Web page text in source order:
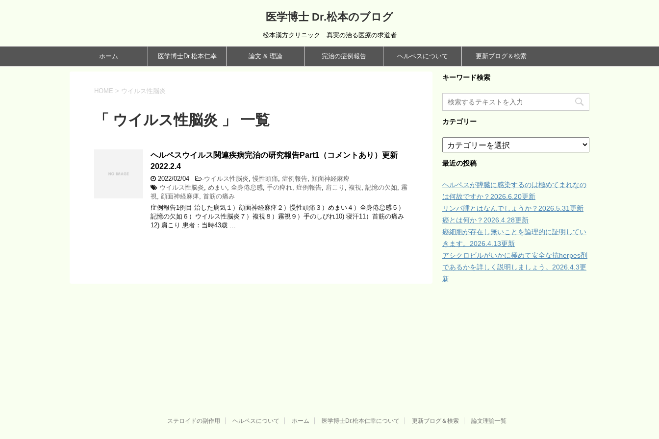
医学博士 Dr.松本のブログ
松本漢方クリニック 真実の治る医療の求道者
ホーム 医学博士Dr.松本仁幸 論文 & 理論 完治の症例報告 ヘルペスについて 更新ブログ＆検索
HOME > ウイルス性脳炎
「 ウイルス性脳炎 」 一覧
ヘルペスウイルス関連疾病完治の研究報告Part1（コメントあり）更新
2022.2.4
2022/02/04 -ウイルス性脳炎, 慢性頭痛, 症例報告, 顔面神経麻痺
ウイルス性脳炎, めまい, 全身倦怠感, 手の痺れ, 症例報告, 肩こり , 複視, 記憶の欠如, 霧
視, 顔面神経麻痺, 首筋の痛み
症例報告1例目 治した病気１）顔面神経麻痺２）慢性頭痛３）めまい４）全身倦怠感５）
記憶の欠如６）ウイルス性脳炎７）複視８）霧視９）手のしびれ10) 寝汗11）首筋の痛み
12) 肩こり 患者：当時43歳 …
キーワード検索
カテゴリー
テ
ゴ
ー
最近の投稿
ヘルペスが膵臓に感染するのは極めてまれなの
は何故ですか？2026.6.20更新
リンパ腫とはなんでしょうか？2026.5.31更新
癌とは何か？2026.4.28更新
癌細胞が存在し無いことを論理的に証明してい
きます。2026.4.13更新
アシクロビルがいかに極めて安全な抗herpes剤
であるかを詳しく説明しましょう。2026.4.3更
新
ステロイドの副作用 ヘルペスについて ホーム 医学博士Dr.松本仁幸について 更新ブログ＆検索 論文理論一覧